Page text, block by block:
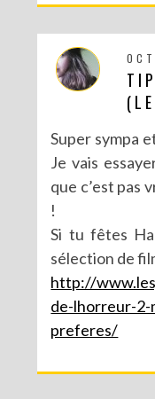
Super sympa
Je vais
que c’est pas
!
Si tu fêtes
sélection de
http://
de-lhorreur-2-
preferes/